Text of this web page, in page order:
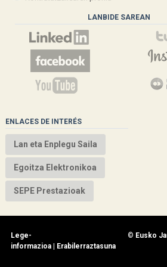
LANBIDE SAREAN
ENLACES DE INTERÉS
Lan eta Enplegu Saila
Egoitza Elektronikoa
SEPE Prestazioak
Lege-
informazioa
Erabilerraztasuna
© Eusko